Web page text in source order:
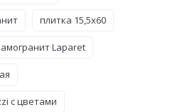
плитка 15,5x60
Laparet
с цветами